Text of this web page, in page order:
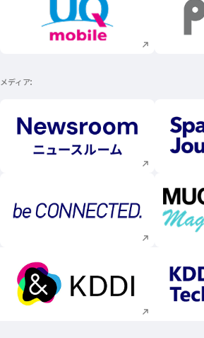
新規ウィンドウで開く
メディア
新規ウィンドウで開く
新規ウィンドウで開く
新規ウィンドウで開く